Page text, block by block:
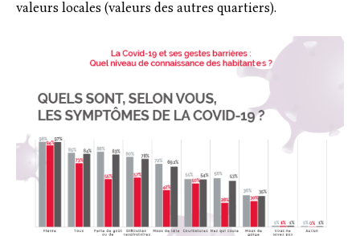
valeurs locales (valeurs des autres quartiers).